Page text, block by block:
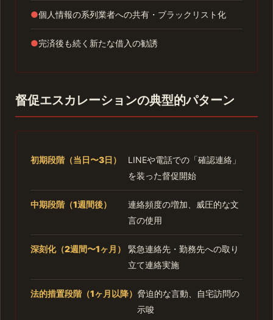
●個人情報の系列業者への共有・ブラックリスト化
●完済後も続く新たな借入の勧誘
督促エスカレーションの典型的パターン
初期段階（当日〜3日）
LINEや電話での「確認連絡」
を装った督促開始
中期段階（1週間後）
連絡頻度の増加、威圧的な文
言の使用
深刻化（2週間〜1ヶ月）
緊急連絡先・勤務先への取り
立て連絡実施
法的措置段階（1ヶ月以降） 脅迫的な言動、自宅訪問の
示唆